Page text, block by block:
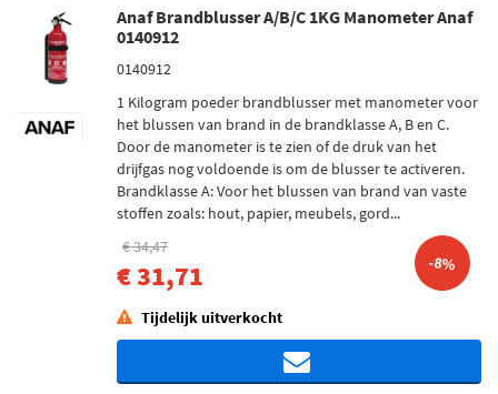
Anaf Brandblusser A/B/C 1KG Manometer Anaf
0140912
0140912
1 Kilogram poeder brandblusser met manometer voor
het blussen van brand in de brandklasse A, B en C.
Door de manometer is te zien of de druk van het
drijfgas nog voldoende is om de blusser te activeren.
Brandklasse A: Voor het blussen van brand van vaste
stoffen zoals: hout, papier, meubels, gord...
€ 34,47
€ 31,71 -8%
Tijdelijk uitverkocht